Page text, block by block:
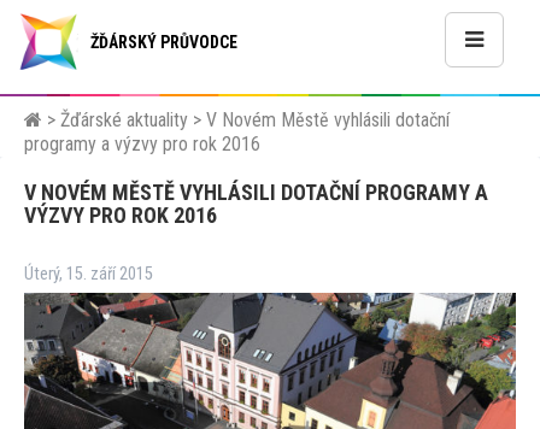
ŽĎÁRSKÝ PRŮVODCE
> Žďárské aktuality > V Novém Městě vyhlásili dotační
programy a výzvy pro rok 2016
V NOVÉM MĚSTĚ VYHLÁSILI DOTAČNÍ PROGRAMY A
VÝZVY PRO ROK 2016
Úterý, 15. září 2015